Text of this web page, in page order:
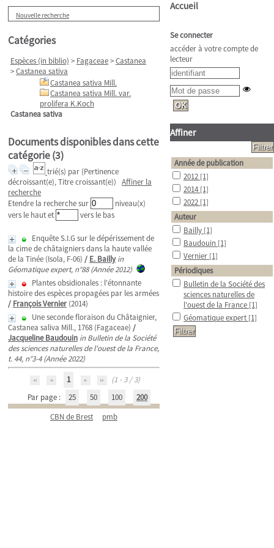
Nouvelle recherche
Catégories
Espèces (in biblio) > Fagaceae>Castanea
>Castanea sativa
Castanea sativa Mill.
Castanea sativa Mill. var.
prolifera K.Koch
Castanea sativa
Documents disponibles dans cette
catégorie (3)
trié(s) par (Pertinence
décroissant(e), Titre croissant(e)) Affiner la
recherche
Etendre la recherche sur
niveau(x)
vers le haut et
vers le bas
Enquête S.I.G sur le dépérissement de
la cime de châtaigniers dans la haute vallée
de la Tinée (Isola, F-06) / E. Bailly in
Géomatique expert, n°88 (Année 2012)
Plantes obsidionales : l'étonnante
histoire des espèces propagées par les armées
/ François Vernier (2014)
Une seconde floraison du Châtaignier,
Castanea saliva Mill., 1768 (Fagaceae) /
Jacqueline Baudouin in Bulletin de la Société
des sciences naturelles de l'ouest de la France,
t. 44, n°3-4 (Année 2022)
1
(1 - 3 / 3)
Par page :
25 50 100
200
CBN de Brest
pmb
Accueil
Se connecter
accéder à votre compte de
lecteur
Affiner
Année de publication
2012 [1]
2014 [1]
2022 [1]
Auteur
Bailly [1]
Baudouin [1]
Vernier [1]
Périodiques
Bulletin de la Société des
sciences naturelles de
l'ouest de la France [1]
Géomatique expert [1]